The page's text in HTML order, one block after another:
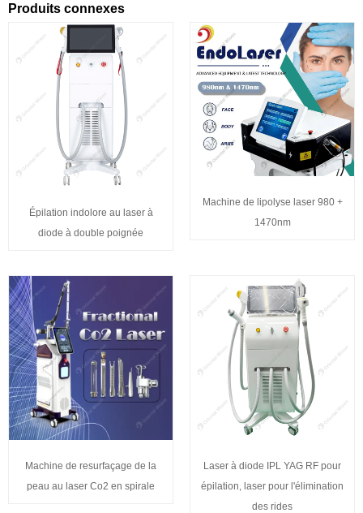
Produits connexes
Épilation indolore au laser à
diode à double poignée
Machine de lipolyse laser 980 +
1470nm
Machine de resurfaçage de la
peau au laser Co2 en spirale
Laser à diode IPL YAG RF pour
épilation, laser pour l'élimination
des rides